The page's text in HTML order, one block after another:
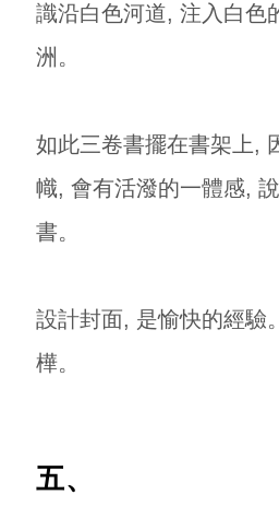
識沿白色河道, 注入白色
洲。
如此三卷書擺在書架上,
幟, 會有活潑的一體感,
書。
設計封面, 是愉快的經驗
樺。
五、